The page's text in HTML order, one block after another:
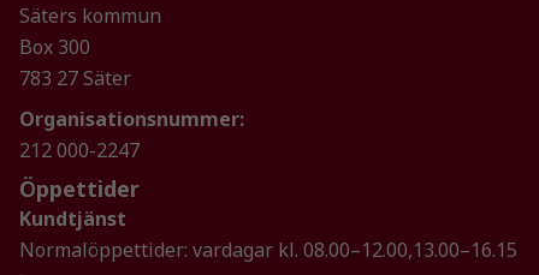
Säters kommun
Box 300
783 27 Säter
Organisationsnummer:
212 000-2247
Öppettider
Kundtjänst
Normalöppettider: vardagar kl. 08.00–12.00,13.00–16.15
baserat på